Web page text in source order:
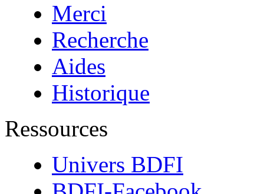
Merci
Recherche
Aides
Historique
Ressources
Univers BDFI